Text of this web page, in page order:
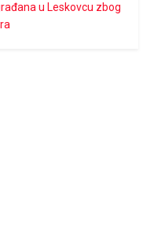
u Leskovcu zbog